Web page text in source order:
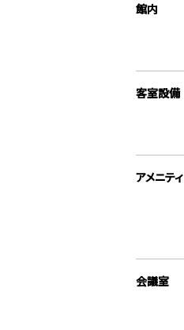
館内
客室設備
アメニティ
会議室